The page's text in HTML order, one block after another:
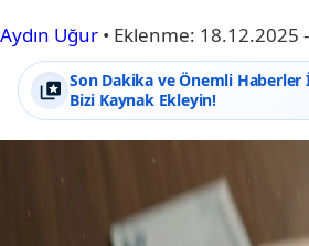
Aydın Uğur • Eklenme: 18.12.2025
Son Dakika ve Önemli
Bizi Kaynak Ekleyin!